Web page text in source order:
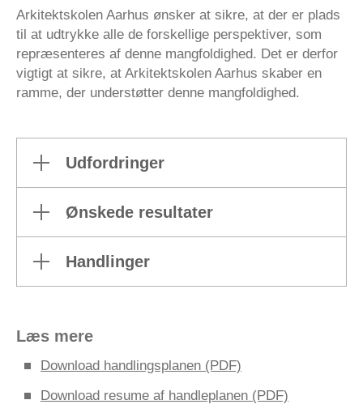
Arkitektskolen Aarhus ønsker at sikre, at der er plads
til at udtrykke alle de forskellige perspektiver, som
repræsenteres af denne mangfoldighed. Det er derfor
vigtigt at sikre, at Arkitektskolen Aarhus skaber en
ramme, der understøtter denne mangfoldighed.
Udfordringer
Ønskede resultater
Handlinger
Læs mere
Download handlingsplanen (PDF)
Download resume af handleplanen (PDF)